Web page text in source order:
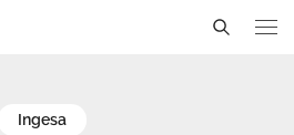
2024:
ingesa